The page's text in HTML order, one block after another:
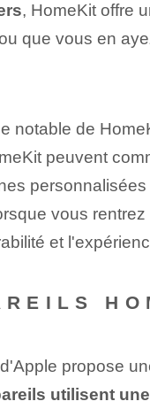
, HomeKit ⁣offre⁣
que vous en
notable de
peuvent
vous
et
propose
utilisent